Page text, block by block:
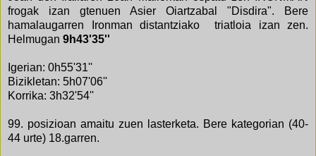
frogak izan gtenuen Asier Oiartzabal "Disdira". Bere
hamalaugarren Ironman distantziako triatloia izan zen.
Helmugan 9h43'35''
Igerian: 0h55'31''
Bizikletan: 5h07'06''
Korrika: 3h32'54''
99. posizioan amaitu zuen lasterketa. Bere kategorian (40-
44 urte) 18.garren.